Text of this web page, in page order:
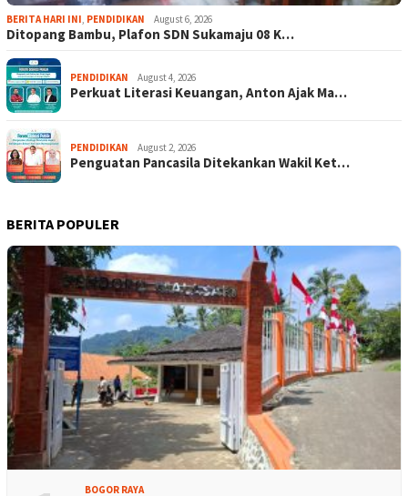
BERITA HARI INI, PENDIDIKAN August 6, 2026
Ditopang Bambu, Plafon SDN Sukamaju 08 K…
PENDIDIKAN August 4, 2026
Perkuat Literasi Keuangan, Anton Ajak Ma…
PENDIDIKAN August 2, 2026
Penguatan Pancasila Ditekankan Wakil Ket…
BERITA POPULER
BOGOR RAYA